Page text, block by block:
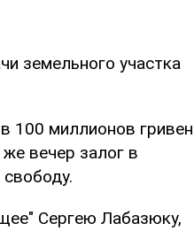
земельного участка
100 миллионов
вечер залог в
Сергею Лабазюку,